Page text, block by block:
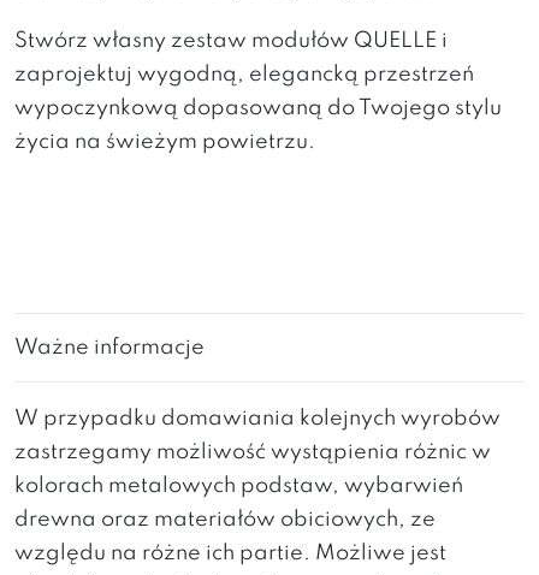
Stwórz własny zestaw modułów QUELLE i
zaprojektuj wygodną, elegancką przestrzeń
wypoczynkową dopasowaną do Twojego stylu
życia na świeżym powietrzu.
Ważne informacje
W przypadku domawiania kolejnych wyrobów
zastrzegamy możliwość wystąpienia różnic w
kolorach metalowych podstaw, wybarwień
drewna oraz materiałów obiciowych, ze
względu na różne ich partie. Możliwe jest